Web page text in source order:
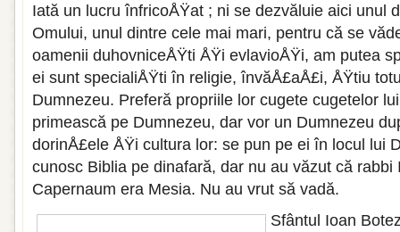
Iată un lucru înfricoÅŸat ; ni se dezvăluie aici unul
Omului, unul dintre cele mai mari, pentru că se
oamenii duhovniceÅŸti ÅŸi evlavioÅŸi, am putea
ei sunt specialiÅŸti în religie, învăÅ£aÅ£i, ÅŸtiu
Dumnezeu. Preferă propriile lor cugete cugetelor
primească pe Dumnezeu, dar vor un Dumnezeu
dorinÅ£ele ÅŸi cultura lor: se pun pe ei în locul lui
cunosc Biblia pe dinafară, dar nu au văzut că rabbi
Capernaum era Mesia. Nu au vrut să vadă.
Sfântul Ioan